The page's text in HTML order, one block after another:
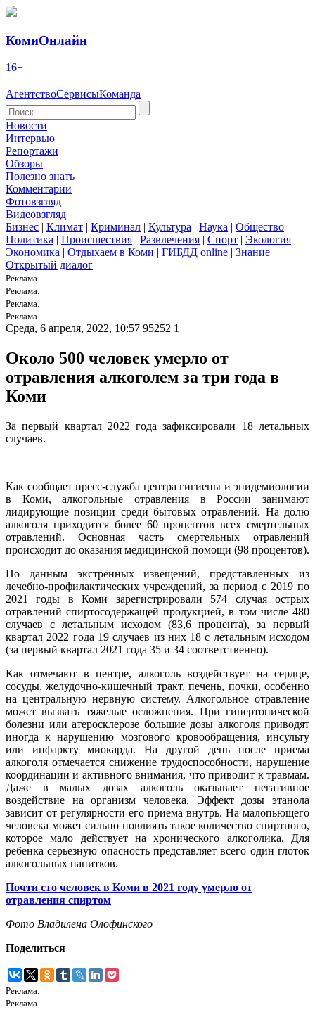
КомиОнлайн
16+
АгентствоСервисыКоманда
Новости
Интервью
Репортажи
Обзоры
Полезно знать
Комментарии
Фотовзгляд
Видеовзгляд
Бизнес | Климат | Криминал | Культура | Наука | Общество |
Политика | Происшествия | Развлечения | Спорт | Экология |
Экономика | Отдыхаем в Коми | ГИБДД online | Знание |
Открытый диалог
Реклама.
Реклама.
Реклама.
Реклама.
Среда, 6 апреля, 2022, 10:57 95252 1
Около 500 человек умерло от
отравления алкоголем за три года в
Коми
За первый квартал 2022 года зафиксировали 18 летальных
случаев.
Как сообщает пресс-служба центра гигиены и эпидемиологии
в Коми, алкогольные отравления в России занимают
лидирующие позиции среди бытовых отравлений. На долю
алкоголя приходится более 60 процентов всех смертельных
отравлений. Основная часть смертельных отравлений
происходит до оказания медицинской помощи (98 процентов).
По данным экстренных извещений, представленных из
лечебно-профилактических учреждений, за период с 2019 по
2021 годы в Коми зарегистрировали 574 случая острых
отравлений спиртосодержащей продукцией, в том числе 480
случаев с летальным исходом (83,6 процента), за первый
квартал 2022 года 19 случаев из них 18 с летальным исходом
(за первый квартал 2021 года 35 и 34 соответственно).
Как отмечают в центре, алкоголь воздействует на сердце,
сосуды, желудочно-кишечный тракт, печень, почки, особенно
на центральную нервную систему. Алкогольное отравление
может вызвать тяжелые осложнения. При гипертонической
болезни или атеросклерозе большие дозы алкоголя приводят
иногда к нарушению мозгового кровообращения, инсульту
или инфаркту миокарда. На другой день после приема
алкоголя отмечается снижение трудоспособности, нарушение
координации и активного внимания, что приводит к травмам.
Даже в малых дозах алкоголь оказывает негативное
воздействие на организм человека. Эффект дозы этанола
зависит от регулярности его приема внутрь. На малопьющего
человека может сильно повлиять такое количество спиртного,
которое мало действует на хронического алкоголика. Для
ребенка серьезную опасность представляет всего один глоток
алкогольных напитков.
Почти сто человек в Коми в 2021 году умерло от
отравления спиртом
Фото Владилена Олофинского
Поделиться
Реклама.
Реклама.